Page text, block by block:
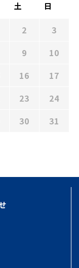
土 日
2
3
9
10
16
17
23
24
30
31